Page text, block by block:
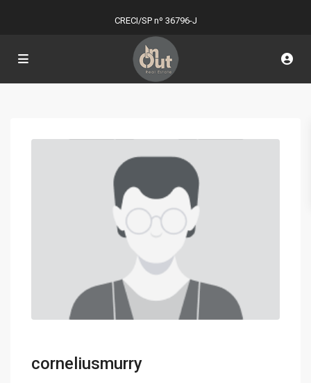
CRECI/SP nº 36796-J
corneliusmurry